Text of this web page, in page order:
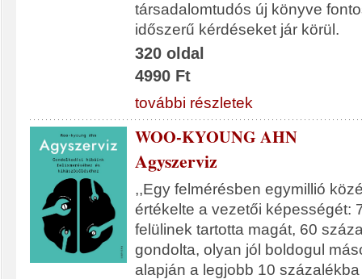
társadalomtudós új könyve
időszerű kérdéseket jár körül.
320 oldal
4990 Ft
további részletek
WOO-KYOUNG AHN
Agyszerviz
,,Egy felmérésben egymillió
értékelte a vezetői képességét:
felülinek tartotta magát, 60
gondolta, olyan jól boldogul
alapján a legjobb 10